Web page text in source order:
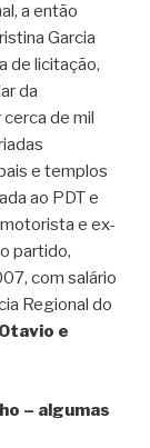
a então
Garcia
de licitação,
da
de mil
e templos
ao PDT e
e ex-
partido,
com salário
Regional do
e
– algumas